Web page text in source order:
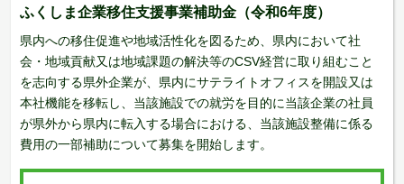
ふくしま企業移住支援事業補助金（令和6年度）
県内への移住促進や地域活性化を図るため、県内において社
会・地域貢献又は地域課題の解決等のCSV経営に取り組むこと
を志向する県外企業が、県内にサテライトオフィスを開設又は
本社機能を移転し、当該施設での就労を目的に当該企業の社員
が県外から県内に転入する場合における、当該施設整備に係る
費用の一部補助について募集を開始します。